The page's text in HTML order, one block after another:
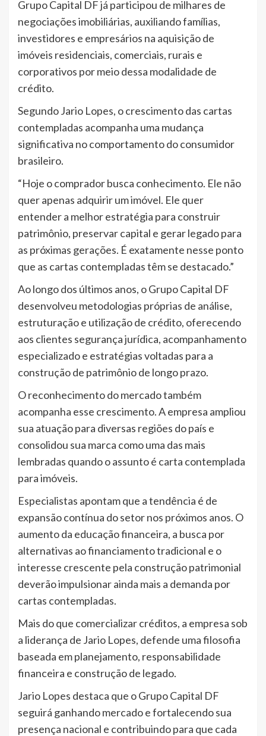
Grupo Capital DF já participou de milhares de
negociações imobiliárias, auxiliando famílias,
investidores e empresários na aquisição de
imóveis residenciais, comerciais, rurais e
corporativos por meio dessa modalidade de
crédito.
Segundo Jario Lopes, o crescimento das cartas
contempladas acompanha uma mudança
significativa no comportamento do consumidor
brasileiro.
“Hoje o comprador busca conhecimento. Ele não
quer apenas adquirir um imóvel. Ele quer
entender a melhor estratégia para construir
patrimônio, preservar capital e gerar legado para
as próximas gerações. É exatamente nesse ponto
que as cartas contempladas têm se destacado.”
Ao longo dos últimos anos, o Grupo Capital DF
desenvolveu metodologias próprias de análise,
estruturação e utilização de crédito, oferecendo
aos clientes segurança jurídica, acompanhamento
especializado e estratégias voltadas para a
construção de patrimônio de longo prazo.
O reconhecimento do mercado também
acompanha esse crescimento. A empresa ampliou
sua atuação para diversas regiões do país e
consolidou sua marca como uma das mais
lembradas quando o assunto é carta contemplada
para imóveis.
Especialistas apontam que a tendência é de
expansão contínua do setor nos próximos anos. O
aumento da educação financeira, a busca por
alternativas ao financiamento tradicional e o
interesse crescente pela construção patrimonial
deverão impulsionar ainda mais a demanda por
cartas contempladas.
Mais do que comercializar créditos, a empresa sob
a liderança de Jario Lopes, defende uma filosofia
baseada em planejamento, responsabilidade
financeira e construção de legado.
Jario Lopes destaca que o Grupo Capital DF
seguirá ganhando mercado e fortalecendo sua
presença nacional e contribuindo para que cada